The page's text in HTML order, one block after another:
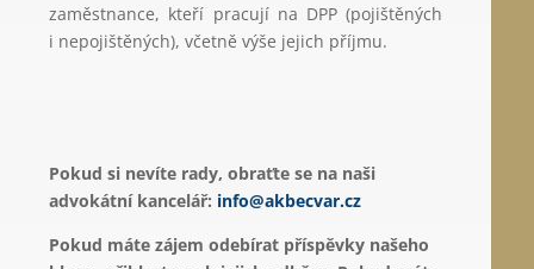
zaměstnance, kteří pracují na DPP (pojištěných
i nepojištěných), včetně výše jejich příjmu.
Pokud si nevíte rady, obraťte se na naši
advokátní kancelář: info@akbecvar.cz
Pokud máte zájem odebírat příspěvky našeho